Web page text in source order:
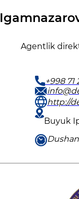
Agentlik
+998 71
http://
Buyuk